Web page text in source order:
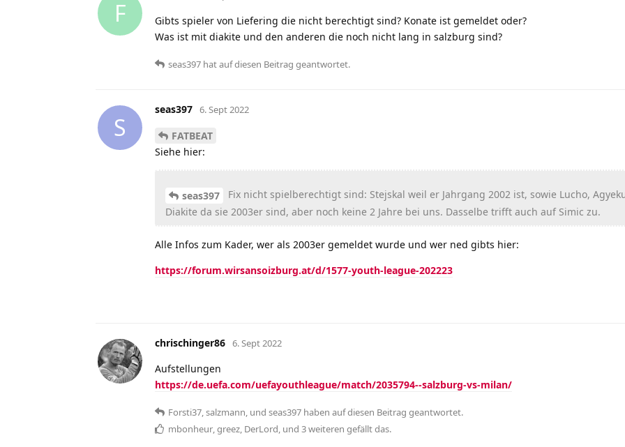
F
Gibts spieler von Liefering die nicht berechtigt sind? Konate ist gemeldet oder?
Was ist mit diakite und den anderen die noch nicht lang in salzburg sind?
seas397 hatauf diesen Beitrag geantwortet.
S
seas397 6. Sept 2022
FATBEAT
Siehe hier:
seas397
Fix nicht spielberechtigt sind: Stejskal weil er Jahrgang 2002 ist, sowie Lucho,
Diakite da sie 2003er sind, aber noch keine 2 Jahre bei uns. Dasselbe trifft auch auf Simic zu.
Alle Infos zum Kader, wer als 2003er gemeldet wurde und wer ned gibts hier:
https://forum.wirsansoizburg.at/d/1577-youth-league-202223
chrischinger86 6. Sept 2022
Aufstellungen
https://de.uefa.com/uefayouthleague/match/2035794--salzburg-vs-milan/
Forsti37,salzmann, und seas397 haben auf diesen Beitrag geantwortet.
mbonheur,greez, DerLord, und 3weiteren gefällt das.